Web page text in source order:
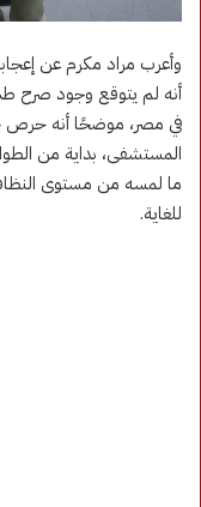
وأعرب مراد مكرم عن
أنه لم يتوقع وجود صرح
في مصر، موضحًا أنه حرص
المستشفى، بداية من
ما لمسه من مستوى النظافة
للغاية.